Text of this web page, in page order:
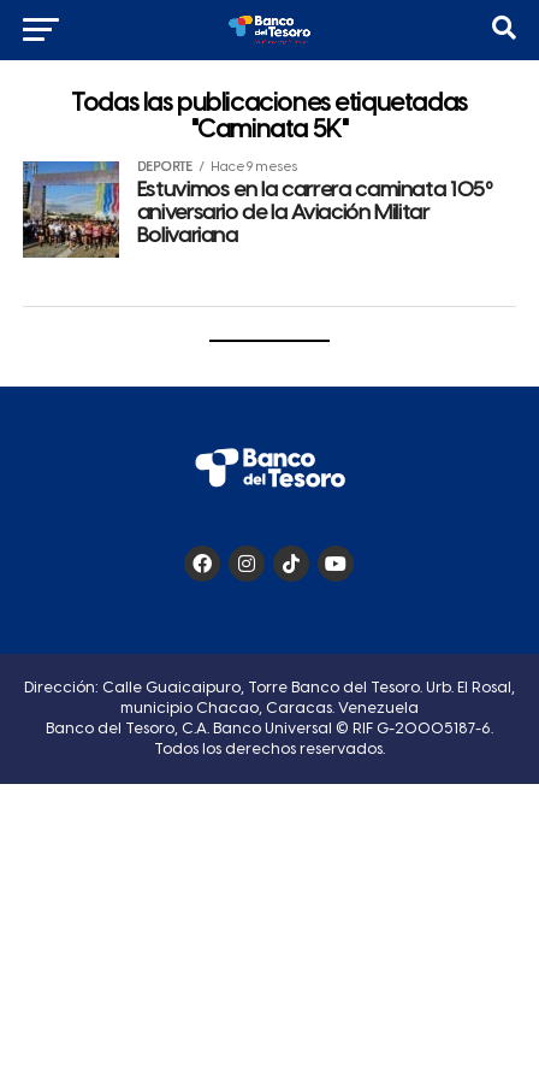
Todas las publicaciones etiquetadas
"Caminata 5K"
DEPORTE Hace 9 meses
Estuvimos en la carrera caminata 105º
aniversario de la Aviación Militar
Bolivariana
Dirección: Calle Guaicaipuro, Torre Banco del Tesoro. Urb. El Rosal,
municipio Chacao, Caracas. Venezuela
Banco del Tesoro, C.A. Banco Universal © RIF G-20005187-6.
Todos los derechos reservados.